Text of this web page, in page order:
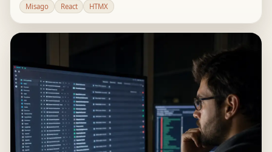
679KB 还没动，完整迁移当时排在 2024 年之后。这笔账对论
Misago React HTMX